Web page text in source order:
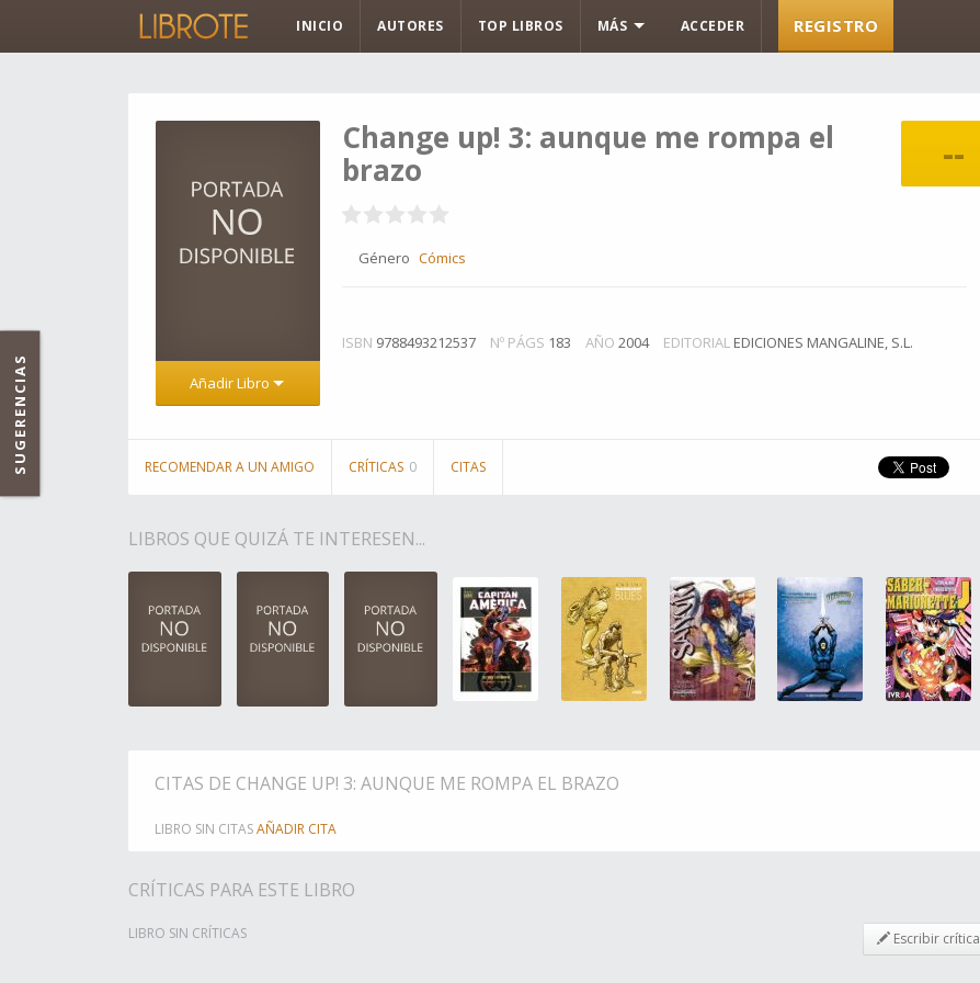
INICIO AUTORES TOP LIBROS MÁS ACCEDER REGISTRO
--
Añadir Libro
Change up! 3: aunque me rompa el
brazo
Género Cómics
ISBN 9788493212537 Nº PÁGS 183 AÑO 2004 EDITORIAL EDICIONES MANGALINE, S.L.
RECOMENDAR A UN AMIGO CRÍTICAS 0 CITAS
LIBROS QUE QUIZÁ TE INTERESEN...
CITAS DE CHANGE UP! 3: AUNQUE ME ROMPA EL BRAZO
LIBRO SIN CITASAÑADIR CITA
CRÍTICAS PARA ESTE LIBRO
LIBRO SIN CRÍTICAS Escribir crítica
SUGERENCIAS